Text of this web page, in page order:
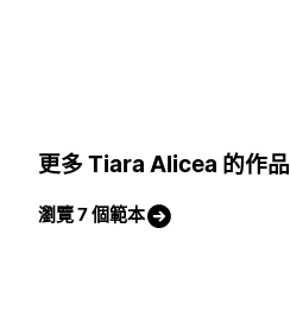
更多 Tiara Alicea 的作品
瀏覽 7 個範本